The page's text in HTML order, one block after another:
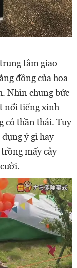
tâm giao
đồng của hoa
Nhìn chung bức
nổi tiếng xinh
có thần thái. Tuy
ý gì hay
mấy cây